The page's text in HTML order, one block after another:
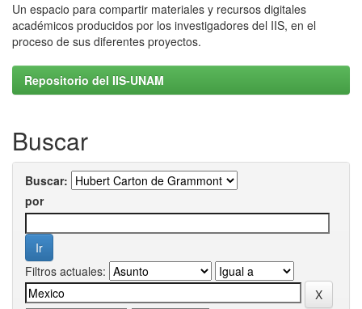
Un espacio para compartir materiales y recursos digitales
académicos producidos por los investigadores del IIS, en el
proceso de sus diferentes proyectos.
Repositorio del IIS-UNAM
Buscar
Buscar:
por
Filtros actuales: